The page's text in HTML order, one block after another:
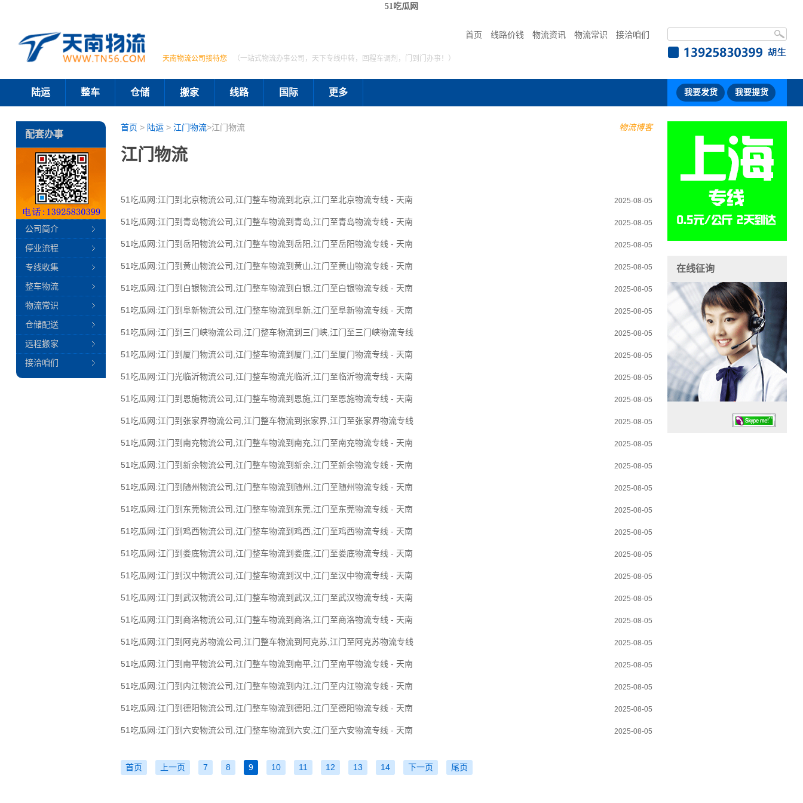
51吃瓜网
首页 线路价钱 物流资讯 物流常识 接洽咱们
天南物流公司接待您 （一站式物流办事公司，天下专线中转，回程车调剂，门到门办事！）
陆运 整车 仓储 搬家 线路 国际 更多 我要发货 我要提货
物流博客
首页 > 陆运> 江门物流>江门物流
江门物流
2025-08-05
51吃瓜网:江门到北京物流公司,江门整车物流到北京,江门至北京物流专线 - 天南
2025-08-05
51吃瓜网:江门到青岛物流公司,江门整车物流到青岛,江门至青岛物流专线 - 天南
2025-08-05
51吃瓜网:江门到岳阳物流公司,江门整车物流到岳阳,江门至岳阳物流专线 - 天南
2025-08-05
51吃瓜网:江门到黄山物流公司,江门整车物流到黄山,江门至黄山物流专线 - 天南
2025-08-05
51吃瓜网:江门到白银物流公司,江门整车物流到白银,江门至白银物流专线 - 天南
2025-08-05
51吃瓜网:江门到阜新物流公司,江门整车物流到阜新,江门至阜新物流专线 - 天南
2025-08-05
51吃瓜网:江门到三门峡物流公司,江门整车物流到三门峡,江门至三门峡物流专线
2025-08-05
51吃瓜网:江门到厦门物流公司,江门整车物流到厦门,江门至厦门物流专线 - 天南
2025-08-05
51吃瓜网:江门光临沂物流公司,江门整车物流光临沂,江门至临沂物流专线 - 天南
2025-08-05
51吃瓜网:江门到恩施物流公司,江门整车物流到恩施,江门至恩施物流专线 - 天南
2025-08-05
51吃瓜网:江门到张家界物流公司,江门整车物流到张家界,江门至张家界物流专线
2025-08-05
51吃瓜网:江门到南充物流公司,江门整车物流到南充,江门至南充物流专线 - 天南
2025-08-05
51吃瓜网:江门到新余物流公司,江门整车物流到新余,江门至新余物流专线 - 天南
2025-08-05
51吃瓜网:江门到随州物流公司,江门整车物流到随州,江门至随州物流专线 - 天南
2025-08-05
51吃瓜网:江门到东莞物流公司,江门整车物流到东莞,江门至东莞物流专线 - 天南
2025-08-05
51吃瓜网:江门到鸡西物流公司,江门整车物流到鸡西,江门至鸡西物流专线 - 天南
2025-08-05
51吃瓜网:江门到娄底物流公司,江门整车物流到娄底,江门至娄底物流专线 - 天南
2025-08-05
51吃瓜网:江门到汉中物流公司,江门整车物流到汉中,江门至汉中物流专线 - 天南
2025-08-05
51吃瓜网:江门到武汉物流公司,江门整车物流到武汉,江门至武汉物流专线 - 天南
2025-08-05
51吃瓜网:江门到商洛物流公司,江门整车物流到商洛,江门至商洛物流专线 - 天南
2025-08-05
51吃瓜网:江门到阿克苏物流公司,江门整车物流到阿克苏,江门至阿克苏物流专线
2025-08-05
51吃瓜网:江门到南平物流公司,江门整车物流到南平,江门至南平物流专线 - 天南
2025-08-05
51吃瓜网:江门到内江物流公司,江门整车物流到内江,江门至内江物流专线 - 天南
2025-08-05
51吃瓜网:江门到德阳物流公司,江门整车物流到德阳,江门至德阳物流专线 - 天南
2025-08-05
51吃瓜网:江门到六安物流公司,江门整车物流到六安,江门至六安物流专线 - 天南
首页 上一页 7 8 9 10 11 12 13 14 下一页 尾页
配套办事
公司简介
停业流程
专线收集
整车物流
物流常识
仓储配送
远程搬家
接洽咱们
在线征询